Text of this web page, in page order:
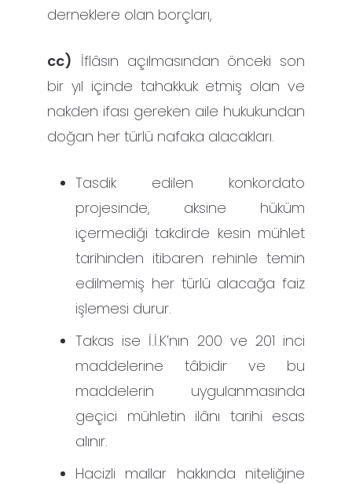
derneklere olan borçları,
cc) İflâsın açılmasından önceki son
bir yıl içinde tahakkuk etmiş olan ve
nakden ifası gereken aile hukukundan
doğan her türlü nafaka alacakları.
Tasdik edilen konkordato
projesinde, aksine hüküm
içermediği takdirde kesin mühlet
tarihinden itibaren rehinle temin
edilmemiş her türlü alacağa faiz
işlemesi durur.
Takas ise İ.İ.K’nın 200 ve 201 inci
maddelerine tâbidir ve bu
maddelerin uygulanmasında
geçici mühletin ilânı tarihi esas
alınır.
Hacizli mallar hakkında niteliğine